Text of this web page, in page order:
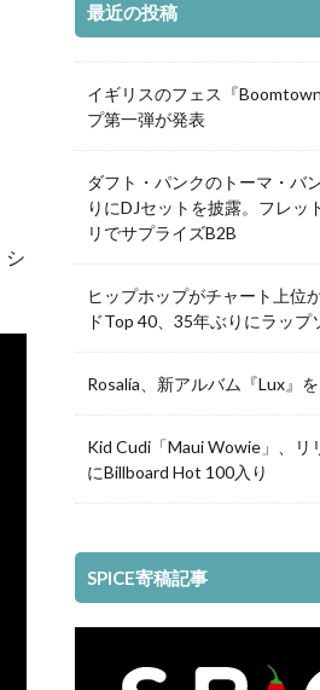
シ
最近の投稿
イギリスのフェス『
プ第一弾が発表
ダフト・パンクのトーマ・バ
りにDJセットを披露。フレッ
リでサプライズB2B
ヒップホップがチャート上位
ドTop 40、35年ぶりにラップ
Rosalía、新アルバム『Lux』
Kid Cudi「Maui Wowie」、リ
にBillboard Hot 100入り
SPICE寄稿記事